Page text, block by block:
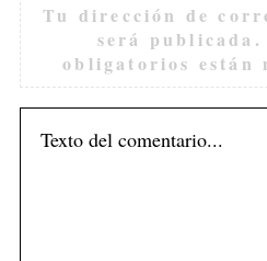
Tu dirección de
será publicada.
obligatorios están